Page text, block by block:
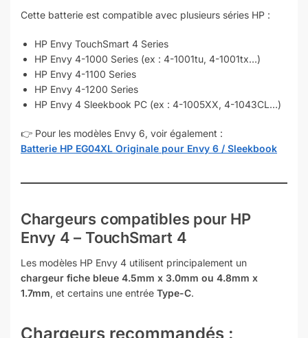
Cette batterie est compatible avec plusieurs séries HP :
HP Envy TouchSmart 4 Series
HP Envy 4-1000 Series (ex : 4-1001tu, 4-1001tx…)
HP Envy 4-1100 Series
HP Envy 4-1200 Series
HP Envy 4 Sleekbook PC (ex : 4-1005XX, 4-1043CL…)
👉 Pour les modèles Envy 6, voir également :
Batterie HP EG04XL Originale pour Envy 6 / Sleekbook
Chargeurs compatibles pour HP
Envy 4 – TouchSmart 4
Les modèles HP Envy 4 utilisent principalement un
chargeur fiche bleue 4.5mm x 3.0mm ou 4.8mm x
1.7mm, et certains une entrée Type-C.
Chargeurs recommandés :